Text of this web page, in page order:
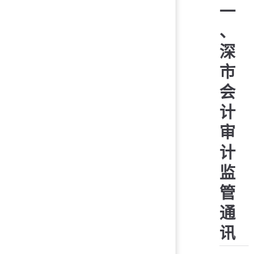
一
、
深
市
会
计
审
计
监
管
通
讯